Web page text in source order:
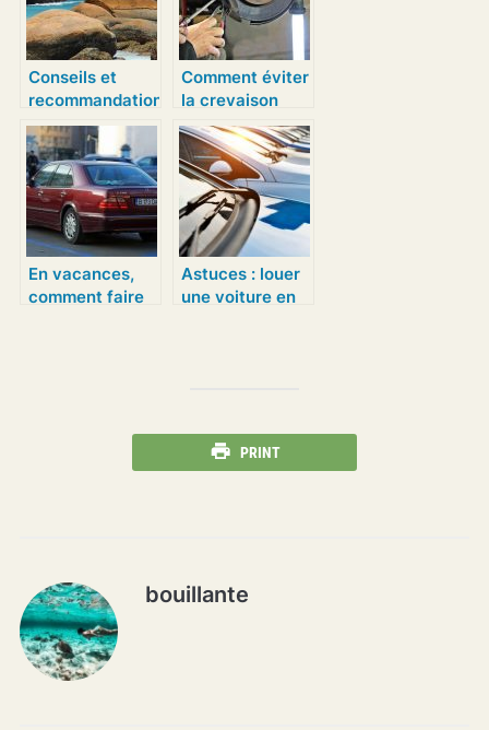
Conseils et
recommandations
pour vos
voyages aux
Seychelles
Comment éviter
la crevaison
pendant ses
vacances ?
En vacances,
comment faire
Astuces : louer
une voiture en
PRINT
bouillante